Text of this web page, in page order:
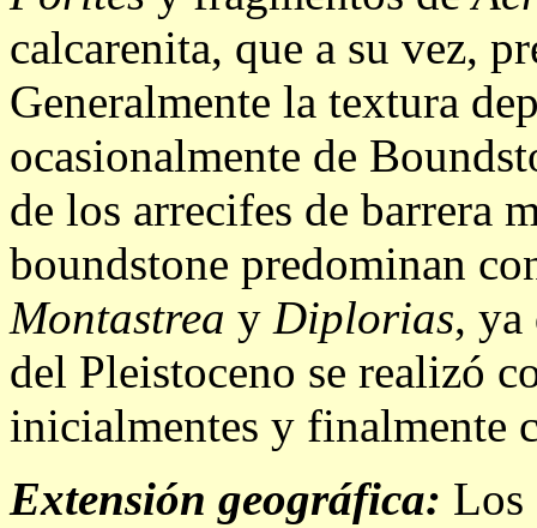
calcarenita, que a su vez,
Generalmente la textura
ocasionalmente de
de los arrecifes de barrera
boundstone predominan
Montastrea y Diplorias, ya
del Pleistoceno se realizó
inicialmentes y finalmente
Extensión geográfica: Los